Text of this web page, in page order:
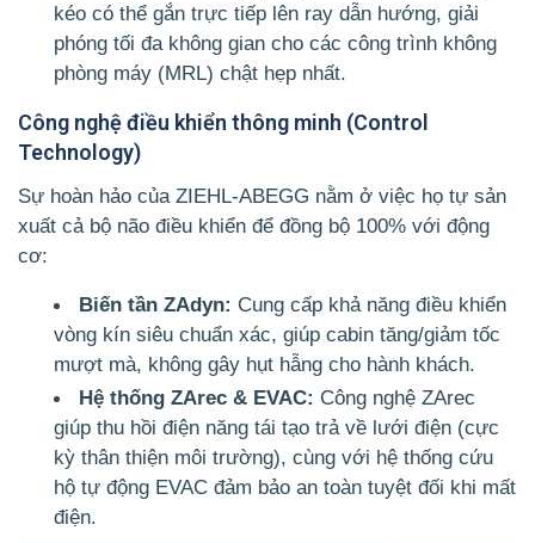
kéo có thể gắn trực tiếp lên ray dẫn hướng, giải
phóng tối đa không gian cho các công trình không
phòng máy (MRL) chật hẹp nhất.
Công nghệ điều khiển thông minh (Control
Technology)
Sự hoàn hảo của ZIEHL-ABEGG nằm ở việc họ tự sản
xuất cả bộ não điều khiển để đồng bộ 100% với động
cơ:
Biến tần ZAdyn: Cung cấp khả năng điều khiển
vòng kín siêu chuẩn xác, giúp cabin tăng/giảm tốc
mượt mà, không gây hụt hẫng cho hành khách.
Hệ thống ZArec & EVAC: Công nghệ ZArec
giúp thu hồi điện năng tái tạo trả về lưới điện (cực
kỳ thân thiện môi trường), cùng với hệ thống cứu
hộ tự động EVAC đảm bảo an toàn tuyệt đối khi mất
điện.